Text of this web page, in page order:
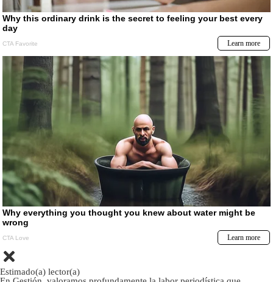
Estimado(a) lector(a)